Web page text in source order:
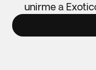
unirme a